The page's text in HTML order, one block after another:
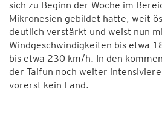
sich zu Beginn der Woche im
Mikronesien gebildet hatte, weit
deutlich verstärkt und weist nun
Windgeschwindigkeiten bis etwa
bis etwa 230 km/h. In den
der Taifun noch weiter
vorerst kein Land.